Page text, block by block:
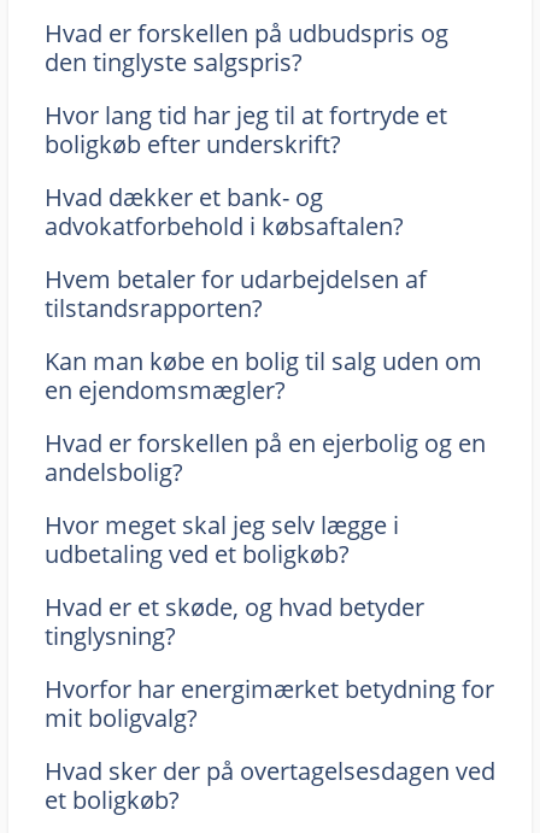
Hvad er forskellen på udbudspris og
den tinglyste salgspris?
Hvor lang tid har jeg til at fortryde et
boligkøb efter underskrift?
Hvad dækker et bank- og
advokatforbehold i købsaftalen?
Hvem betaler for udarbejdelsen af
tilstandsrapporten?
Kan man købe en bolig til salg uden om
en ejendomsmægler?
Hvad er forskellen på en ejerbolig og en
andelsbolig?
Hvor meget skal jeg selv lægge i
udbetaling ved et boligkøb?
Hvad er et skøde, og hvad betyder
tinglysning?
Hvorfor har energimærket betydning for
mit boligvalg?
Hvad sker der på overtagelsesdagen ved
et boligkøb?